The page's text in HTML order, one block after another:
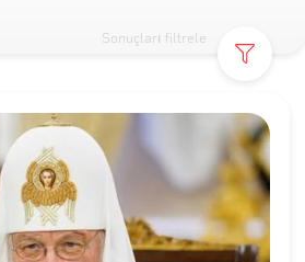
Sonuçları filtrele